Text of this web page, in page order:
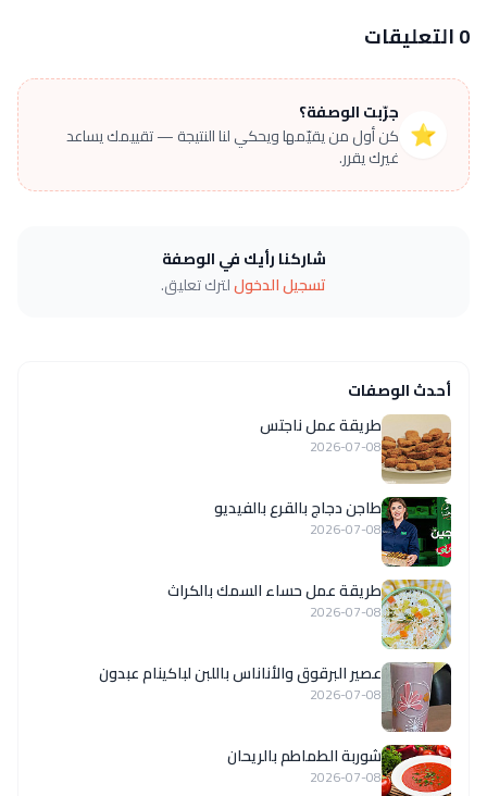
0 التعليقات
⭐
جرّبت الوصفة؟
كن أول من يقيّمها ويحكي لنا النتيجة — تقييمك يساعد
غيرك يقرر.
شاركنا رأيك في الوصفة
تسجيل الدخوللترك تعليق.
أحدث الوصفات
طريقة عمل ناجتس
2026-07-08
طاجن دجاج بالقرع بالفيديو
2026-07-08
طريقة عمل حساء السمك بالكراث
2026-07-08
عصير البرقوق والأناناس باللبن لباكينام عبدون
2026-07-08
شوربة الطماطم بالريحان
2026-07-08